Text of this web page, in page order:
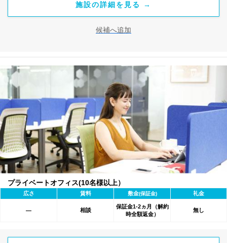
施設の詳細を見る →
候補へ追加
プライベートオフィス(10名様以上）
広さ 賃料 敷金(保証金) 礼金
― 相談
保証金1-2ヵ月（解約
時全額返金）
無し